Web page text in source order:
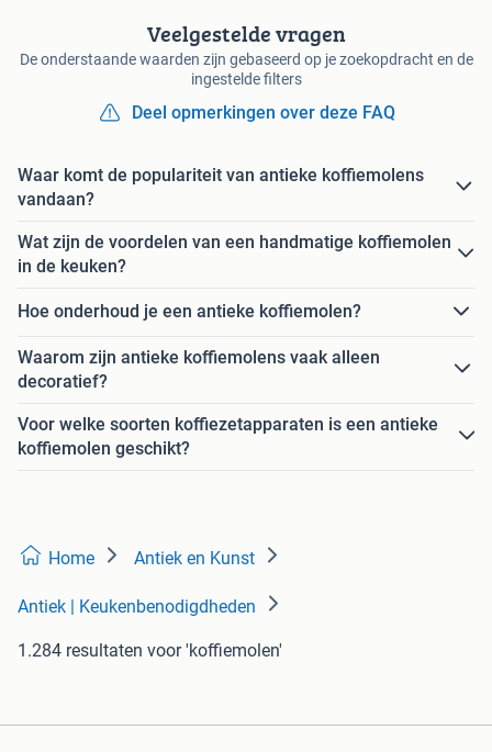
Veelgestelde vragen
De onderstaande waarden zijn gebaseerd op je zoekopdracht en de
ingestelde filters
Deel opmerkingen over deze FAQ
Waar komt de populariteit van antieke koffiemolens
vandaan?
Wat zijn de voordelen van een handmatige koffiemolen
in de keuken?
Hoe onderhoud je een antieke koffiemolen?
Waarom zijn antieke koffiemolens vaak alleen
decoratief?
Voor welke soorten koffiezetapparaten is een antieke
koffiemolen geschikt?
Home Antiek en Kunst
Antiek | Keukenbenodigdheden
1.284 resultaten voor 'koffiemolen'